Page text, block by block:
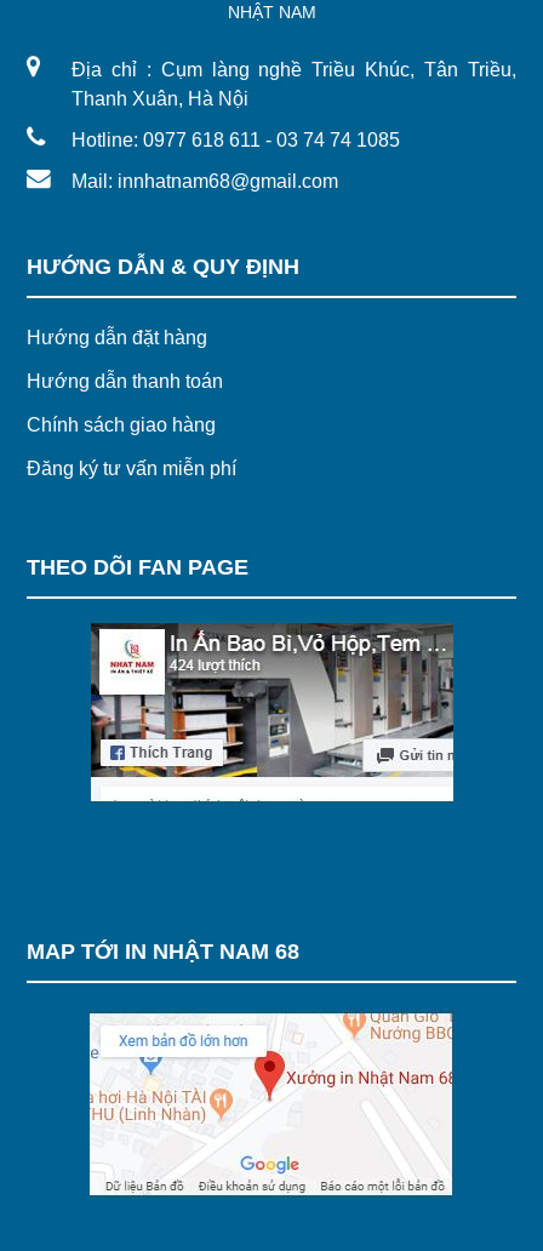
NHẬT NAM
Địa chỉ : Cụm làng nghề Triều Khúc, Tân Triều,
Thanh Xuân, Hà Nội
Hotline: 0977 618 611 - 03 74 74 1085
Mail: innhatnam68@gmail.com
HƯỚNG DẪN & QUY ĐỊNH
Hướng dẫn đặt hàng
Hướng dẫn thanh toán
Chính sách giao hàng
Đăng ký tư vấn miễn phí
THEO DÕI FAN PAGE
MAP TỚI IN NHẬT NAM 68